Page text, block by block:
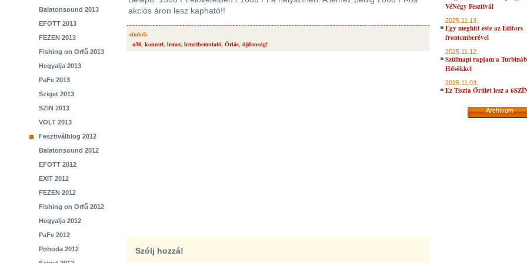
Balatonsound 2013
EFOTT 2013
FEZEN 2013
Fishing on Orfű 2013
Hegyalja 2013
PaFe 2013
Sziget 2013
SZIN 2013
VOLT 2013
Fesztiválblog 2012
Balatonsound 2012
EFOTT 2012
EXIT 2012
FEZEN 2012
Fishing on Orfű 2012
Hegyalja 2012
PaFe 2012
Pohoda 2012
akciós áron lesz kapható!!
cimkék
a38, koncert, lemez, lemezbemutató, Óriás, újdonság!
Szólj hozzá!
VéNégy Fesztivál
2025.11.13.
Egy meghitt este az Editors
frontemberével
2025.11.12.
Szülinapi rapjam a
Hősökkel
2025.11.03.
Ez Tiszta Őrület lesz a
Archívum